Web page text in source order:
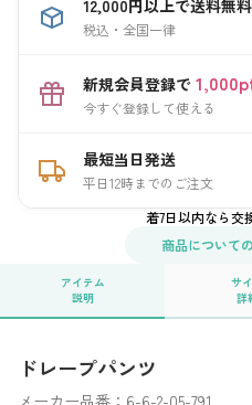
12,000円以上で送料無料
税込・全国一律
新規会員登録で
今すぐ登録して使える
最短当日発送
平日12時までのご注文
着7日以内なら交
商品について
アイテム
説明
サ
詳
ドレープパンツ
メーカー品番：6-6-2-05-791